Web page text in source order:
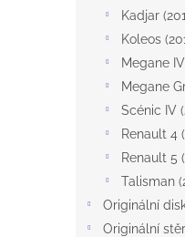
Kadjar
Koleos
Megane
Megane
Scénic IV
Renault 4
Renault 5
Talisman
Originální
Originální